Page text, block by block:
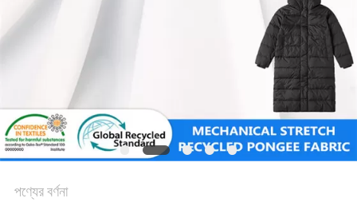
PRIVACY
POLICY
পণ্যের বর্ণনা